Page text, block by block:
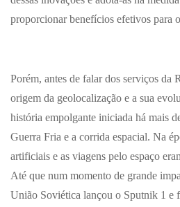
proporcionar benefícios efetivos para
Porém, antes de falar dos serviços da
origem da geolocalização e a sua
história empolgante iniciada há mais
Guerra Fria e a corrida espacial. Na
artificiais e as viagens pelo espaço
Até que num momento de grande
União Soviética lançou o Sputnik 1 e